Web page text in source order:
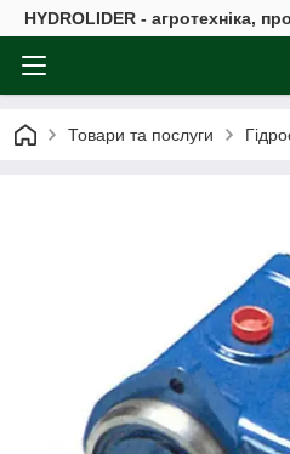
HYDROLIDER - агротехніка,
Товари та послуги